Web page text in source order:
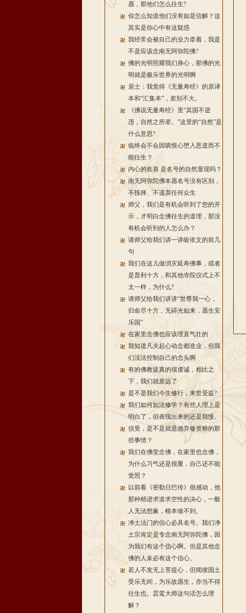
愿，那他们怎么往生?
你怎么知道他们没有如是信解？这
其实是你心中有这疑惑
我经常会被自己的业力牵着，我是
不是应该念南无阿弥陀佛?
佛的光明照耀我们身心，那佛的光
明就是极乐世界的光明啊
居士：我觉得《无量寿经》的原译
本和“汇集本”，差别不大。
《佛说无量寿经》里“其国不逆
违，自然之所牵。”这里的“自然”是
什么意思?
临终会不会因嗔恨心堕入恶道而不
能往生？
内心的欢喜 是名号的自然显现吗？
南无阿弥陀佛本愿名号没有区别，
不拣择、不遗弃任何众生
师父，我们是有机会听到了您的开
示，才明白念佛往生的道理，那没
有机会听到的人怎么办？
请师父给我们讲一讲皈依文的前几
句
我们在这儿做消灾延寿佛事，或者
是普利十方，和其他寺院仪式上不
太一样，为什么?
请师父给我们讲讲“世尊我一心，
归命尽十方，无碍光如来，愿生安
乐国”
在家里念佛也应该理直气壮的
我知道凡夫起心动念都造业，但我
们没法控制自己的念头啊
有的佛教徒真的很虔诚，相比之
下，我们就差远了
是不是我们今生修行，来世受益?
我们如何如法修学？有些人理上是
明白了，但表现出来的还是我慢。
信受，是不是就是抛弃修资粮的那
些事情？
我们在佛堂念佛，在家里也念佛，
为什么习气还是很重，自己还不能
觉照？
以前看《密勒日巴传》很感动，他
那种精进求道求空性的决心，一般
人无法想象，根本做不到。
净土法门的信心必具名号。我们净
土宗肯定是专念南无阿弥陀佛，因
为我们有这个信心啊。但是其他念
佛的人未必有这个信心。
若人不发无上菩提心，但闻彼国土
受乐无间，为乐故愿生，亦当不得
往生也。昙鸾大师这句话怎么理
解？